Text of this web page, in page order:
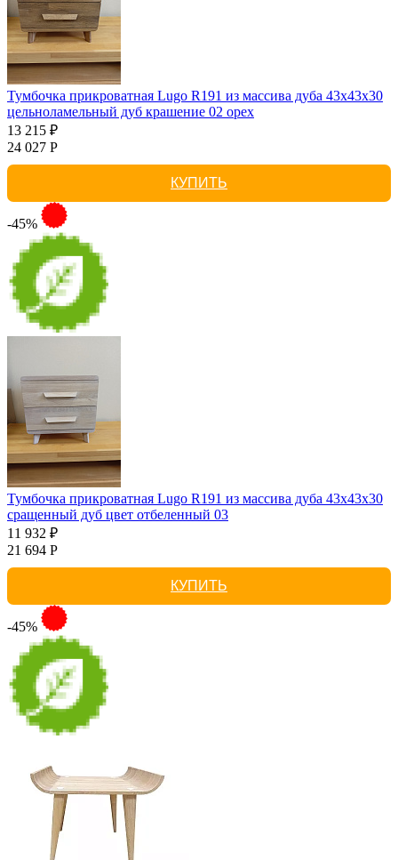
Тумбочка прикроватная Lugo R191 из массива дуба 43х43х30
цельноламельный дуб крашение 02 орех
13 215 ₽
24 027 Р
КУПИТЬ
-45%
Тумбочка прикроватная Lugo R191 из массива дуба 43х43х30
сращенный дуб цвет отбеленный 03
11 932 ₽
21 694 Р
КУПИТЬ
-45%